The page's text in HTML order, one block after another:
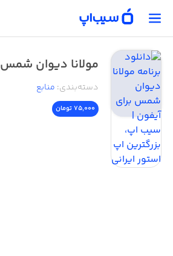
مولانا دیوان شمس
دسته‌بندی: منابع
75,000 تومان